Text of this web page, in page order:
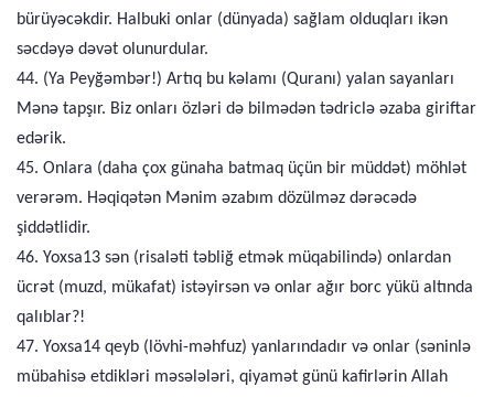
bürüyəcəkdir. Halbuki onlar (dünyada) sağlam olduqları ikən
səcdəyə dəvət olunurdular.
44. (Ya Peyğəmbər!) Artıq bu kəlamı (Quranı) yalan sayanları
Mənə tapşır. Biz onları özləri də bilmədən tədriclə əzaba giriftar
edərik.
45. Onlara (daha çox günaha batmaq üçün bir müddət) möhlət
verərəm. Həqiqətən Mənim əzabım dözülməz dərəcədə
şiddətlidir.
46. Yoxsa13 sən (risaləti təbliğ etmək müqabilində) onlardan
ücrət (muzd, mükafat) istəyirsən və onlar ağır borc yükü altında
qalıblar?!
47. Yoxsa14 qeyb (lövhi-məhfuz) yanlarındadır və onlar (səninlə
mübahisə etdikləri məsələləri, qiyamət günü kafirlərin Allah